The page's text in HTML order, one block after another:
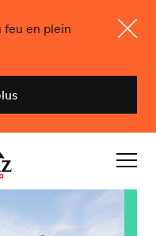
feu en plein